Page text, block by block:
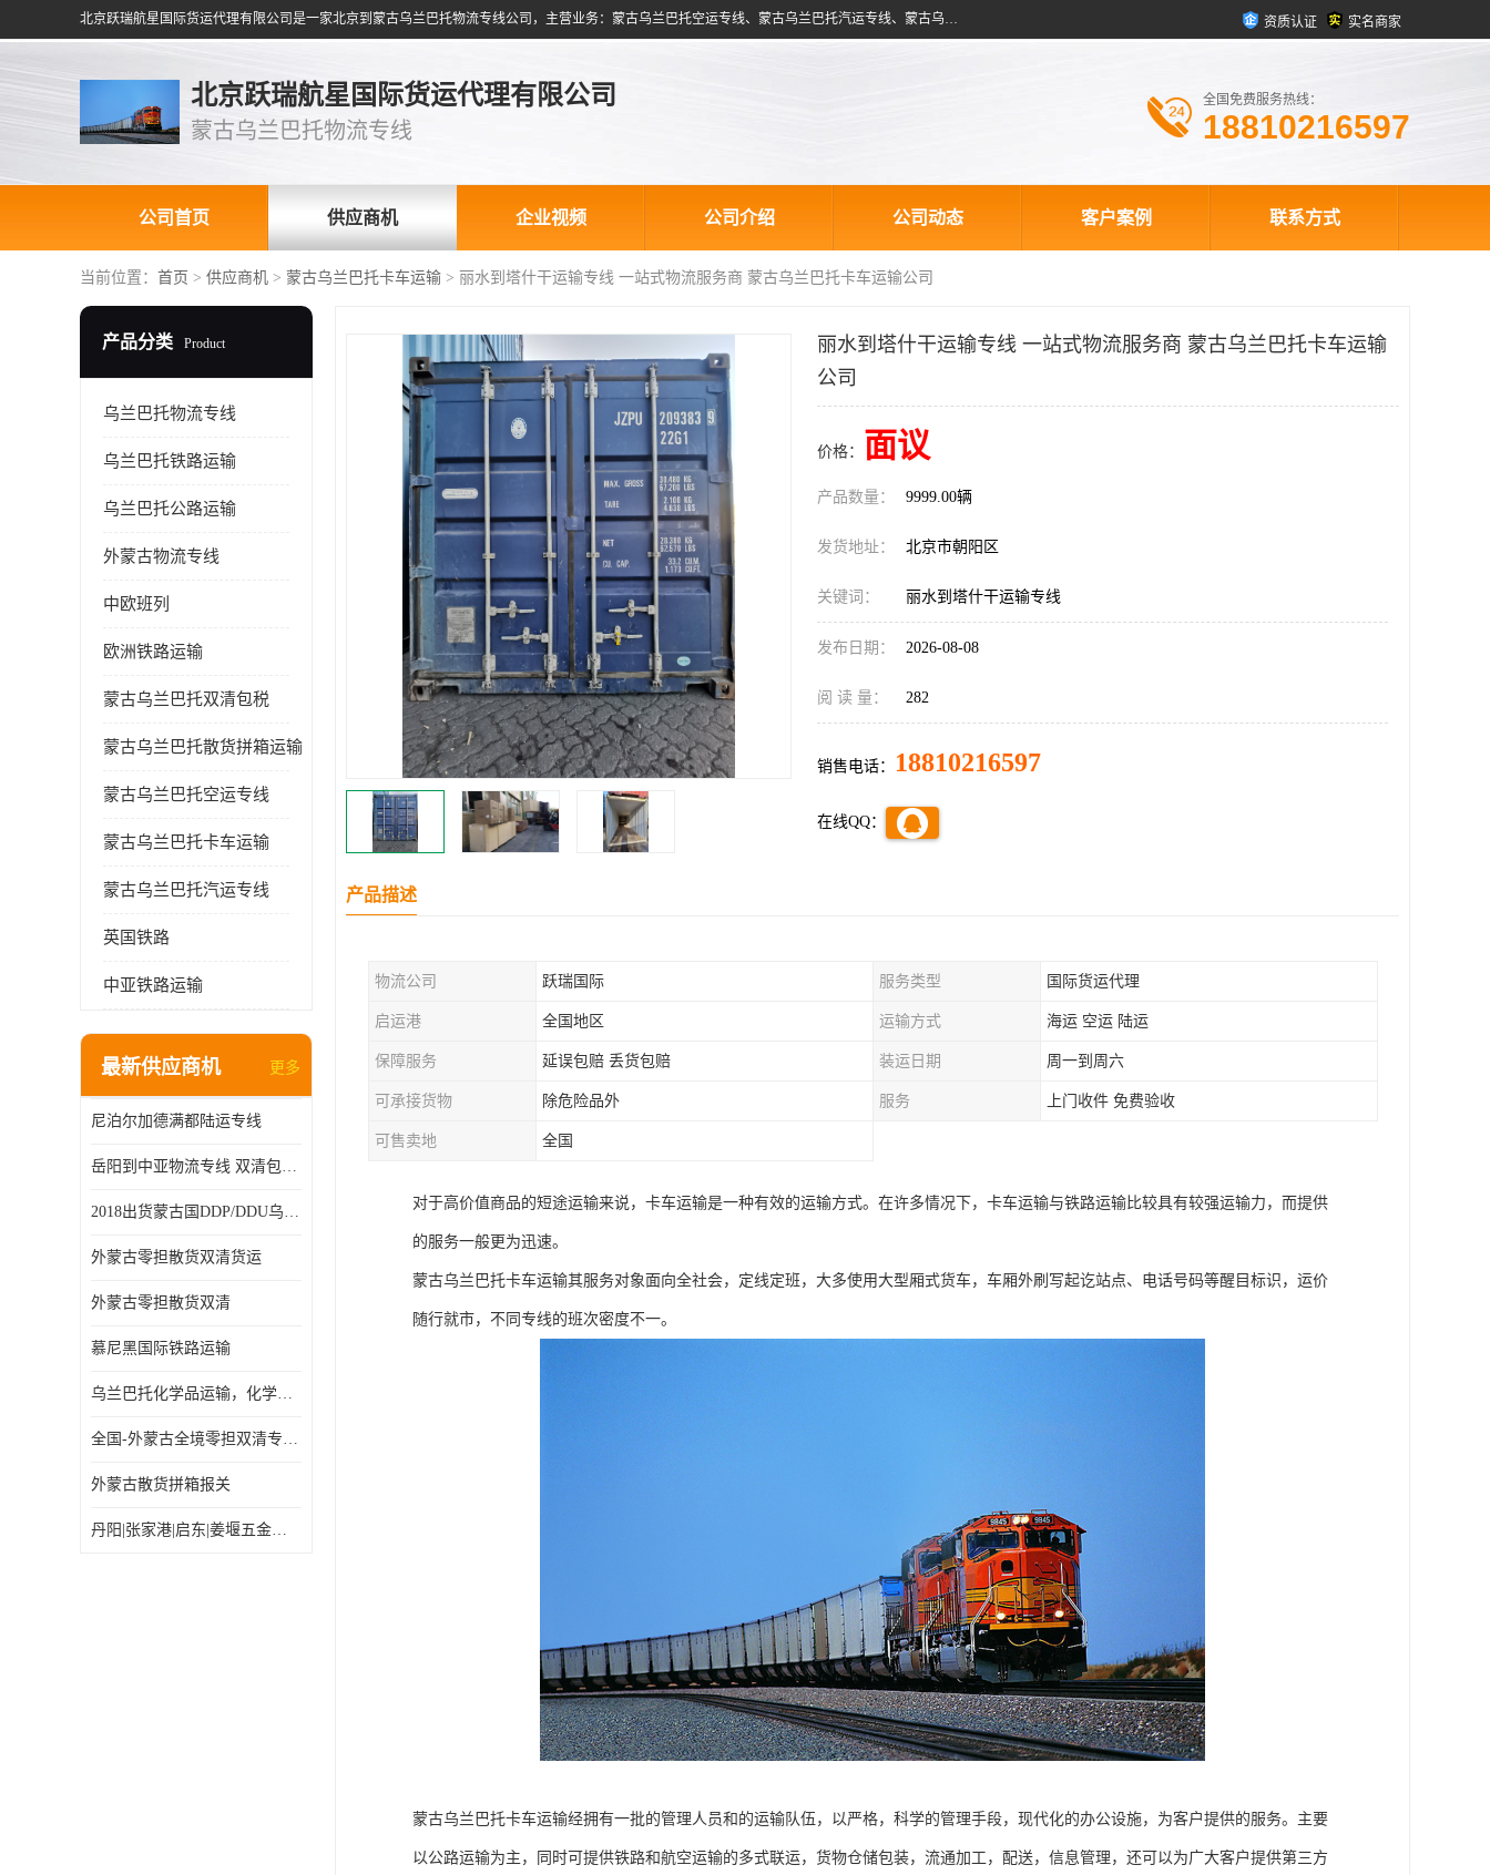
北京跃瑞航星国际货运代理有限公司是一家北京到蒙古乌兰巴托物流专线公司，主营业务：蒙古乌兰巴托空运专线、蒙古乌兰巴托汽运专线、蒙古乌兰巴托散货拼箱、蒙古乌兰巴托双清包税、蒙古乌兰巴托铁路运输等运输服务。以北京为中心服务于全国各地，运输能力及代理网络覆盖蒙古、俄罗斯、中亚五国各主要城市及站点。 资质认证 实名商家
北京跃瑞航星国际货运代理有限公司
蒙古乌兰巴托物流专线
全国免费服务热线：
18810216597
公司首页 供应商机 企业视频 公司介绍 公司动态 客户案例 联系方式
当前位置： 首页 > 供应商机 > 蒙古乌兰巴托卡车运输 > 丽水到塔什干运输专线 一站式物流服务商 蒙古乌兰巴托卡车运输公司
产品分类 Product
乌兰巴托物流专线
乌兰巴托铁路运输
乌兰巴托公路运输
外蒙古物流专线
中欧班列
欧洲铁路运输
蒙古乌兰巴托双清包税
蒙古乌兰巴托散货拼箱运输
蒙古乌兰巴托空运专线
蒙古乌兰巴托卡车运输
蒙古乌兰巴托汽运专线
英国铁路
中亚铁路运输
最新供应商机 更多
尼泊尔加德满都陆运专线
岳阳到中亚物流专线 双清包税 一站服务
2018出货蒙古国DDP/DDU乌兰巴托双清国际物流专线
外蒙古零担散货双清货运
外蒙古零担散货双清
慕尼黑国际铁路运输
乌兰巴托化学品运输，化学品怎么运到乌兰巴托
全国-外蒙古全境零担双清专线/外蒙古DDP双清
外蒙古散货拼箱报关
丹阳|张家港|启东|姜堰五金机电工具出口乌兰巴托怎么运输较划算
丽水到塔什干运输专线 一站式物流服务商 蒙古乌兰巴托卡车运输
公司
价格： 面议
产品数量： 9999.00辆
发货地址： 北京市朝阳区
关键词： 丽水到塔什干运输专线
发布日期： 2026-08-08
阅 读 量： 282
销售电话： 18810216597
在线QQ：
产品描述
物流公司 跃瑞国际 服务类型 国际货运代理
启运港 全国地区 运输方式 海运 空运 陆运
保障服务 延误包赔 丢货包赔 装运日期 周一到周六
可承接货物 除危险品外 服务 上门收件 免费验收
可售卖地 全国
对于高价值商品的短途运输来说，卡车运输是一种有效的运输方式。在许多情况下，卡车运输与铁路运输比较具有较强运输力，而提供
的服务一般更为迅速。
蒙古乌兰巴托卡车运输其服务对象面向全社会，定线定班，大多使用大型厢式货车，车厢外刷写起讫站点、电话号码等醒目标识，运价
随行就市，不同专线的班次密度不一。
蒙古乌兰巴托卡车运输经拥有一批的管理人员和的运输队伍，以严格，科学的管理手段，现代化的办公设施，为客户提供的服务。主要
以公路运输为主，同时可提供铁路和航空运输的多式联运，货物仓储包装，流通加工，配送，信息管理，还可以为广大客户提供第三方